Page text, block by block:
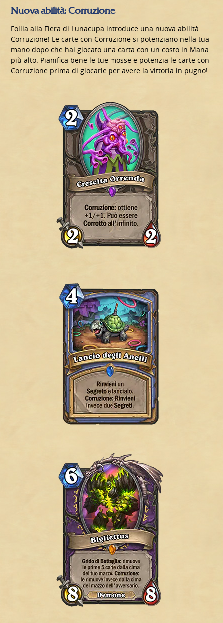
Nuova abilità: Corruzione
Follia alla Fiera di Lunacupa introduce una nuova abilità:
Corruzione! Le carte con Corruzione si potenziano nella tua
mano dopo che hai giocato una carta con un costo in Mana
più alto. Pianifica bene le tue mosse e potenzia le carte con
Corruzione prima di giocarle per avere la vittoria in pugno!